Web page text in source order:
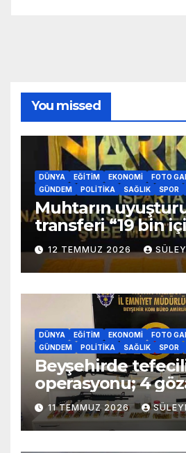
You missed
DÜNYA EĞITIM EKONOMI FOTO
GÜNDEM
POLITIKA SAĞLIK SPOR
Muhtarın
transferi “19 bin
uyuşturucu ele
12 TEMMUZ 2026
DÜNYA EĞITIM EKONOMI FOTO
GÜNDEM
POLITIKA SAĞLIK SPOR
Beyşehirde
operasyonu; 4
11 TEMMUZ 2026